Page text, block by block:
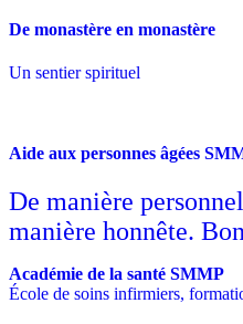
De monastère en monastère
Un sentier spirituel
Aide aux personnes âgées
De manière
manière honnête.
Académie de la santé SMMP
École de soins infirmiers,